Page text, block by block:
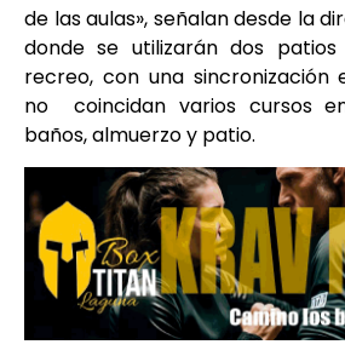
de las aulas», señalan desde la
donde se utilizarán dos
recreo, con una sincronización
no coincidan varios cursos
baños, almuerzo y patio.